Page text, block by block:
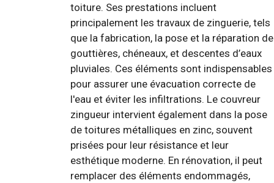
toiture. Ses prestations incluent
principalement les travaux de zinguerie, tels
que la fabrication, la pose et la réparation de
gouttières, chéneaux, et descentes d’eaux
pluviales. Ces éléments sont indispensables
pour assurer une évacuation correcte de
l'eau et éviter les infiltrations. Le couvreur
zingueur intervient également dans la pose
de toitures métalliques en zinc, souvent
prisées pour leur résistance et leur
esthétique moderne. En rénovation, il peut
remplacer des éléments endommagés,